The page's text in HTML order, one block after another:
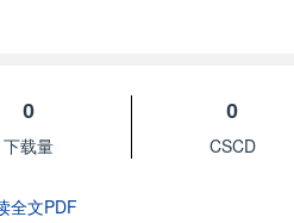
0
下载量
0
CSCD
全文PDF